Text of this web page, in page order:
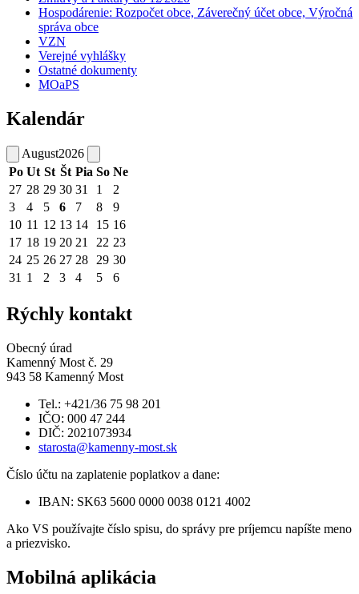
Hospodárenie: Rozpočet obce, Záverečný účet obce, Výročná
správa obce
VZN
Verejné vyhlášky
Ostatné dokumenty
MOaPS
Kalendár
August2026
Po Ut St Št Pia So Ne
27 28 29 30 31 1
2
3
4 5 6 7 8
9
10 11 12 13 14 15 16
17 18 19 20 21 22 23
24 25 26 27 28 29 30
31 1 2 3 4 5 6
Rýchly kontakt
Obecný úrad
Kamenný Most č. 29
943 58 Kamenný Most
Tel.: +421/36 75 98 201
IČO: 000 47 244
DIČ: 2021073934
starosta@kamenny-most.sk
Číslo účtu na zaplatenie poplatkov a dane:
IBAN: SK63 5600 0000 0038 0121 4002
Ako VS používajte číslo spisu, do správy pre príjemcu napíšte meno
a priezvisko.
Mobilná aplikácia